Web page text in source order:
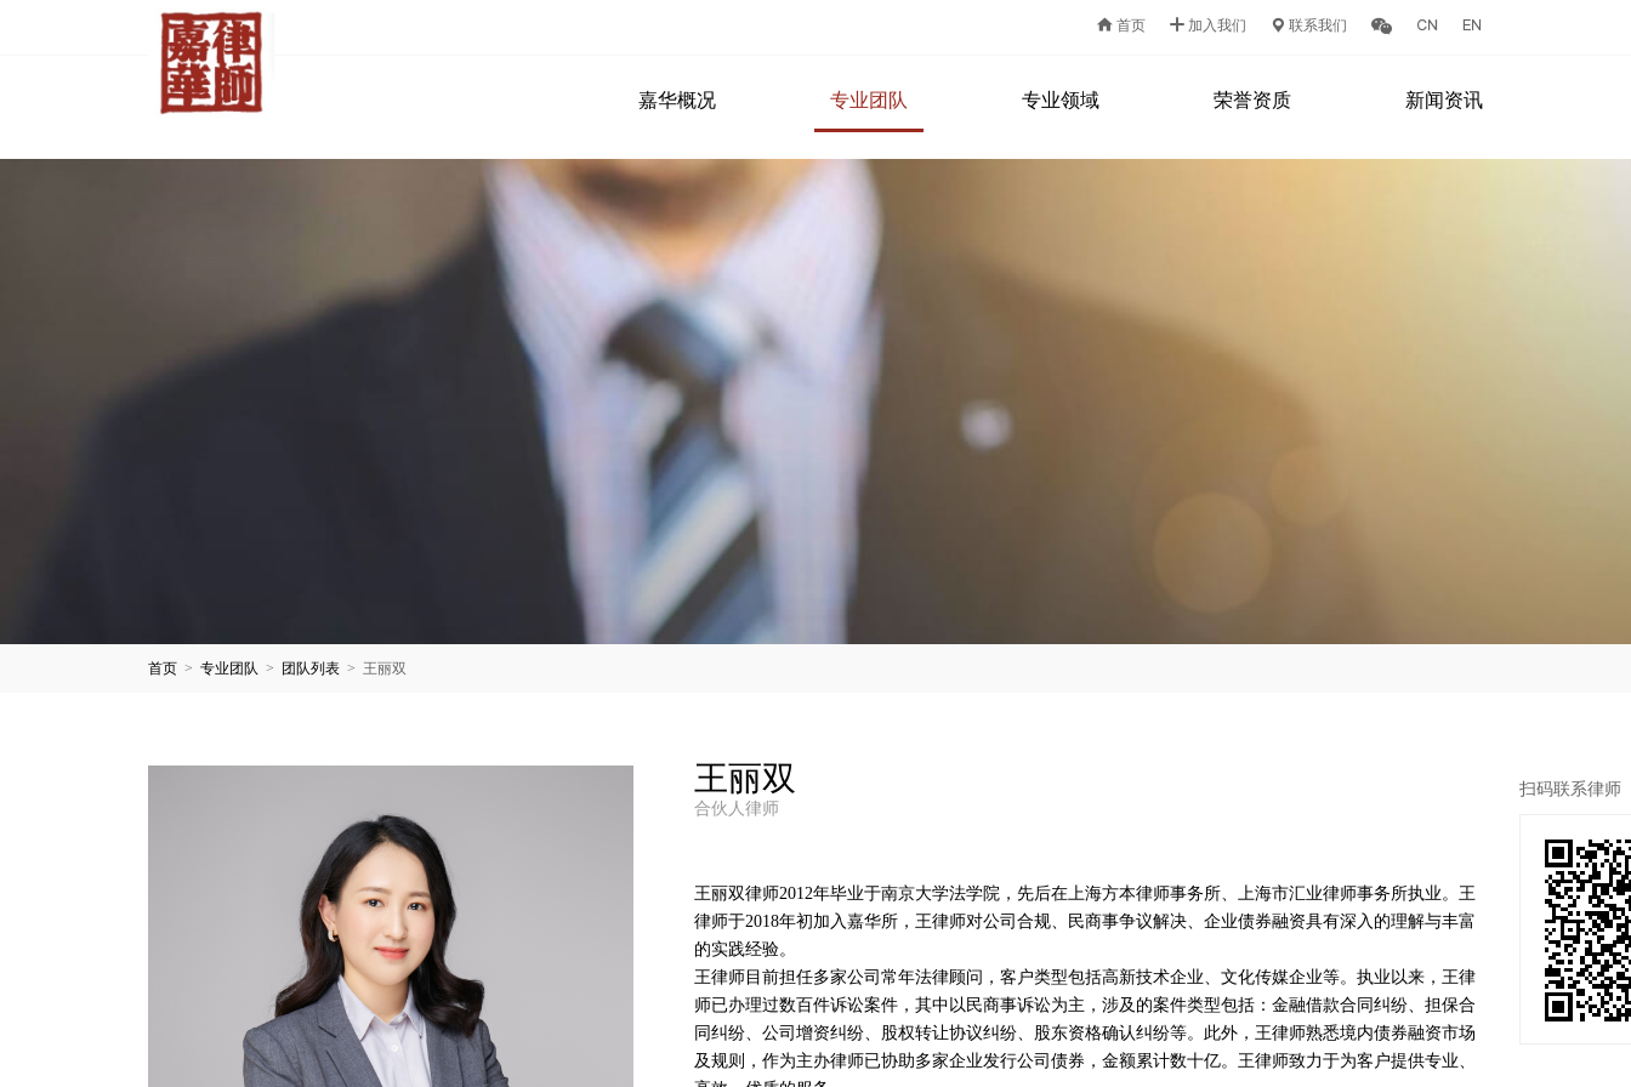
联系我们
加入我们
首页
新闻资讯
荣誉资质
专业领域
专业团队
嘉华概况
首页 > 专业团队 > 团队列表 > 王丽双
扫码联系律师
王丽双
合伙人律师
王丽双律师2012年毕业于南京大学法学院，先后在上海方本律师事务所、上海市汇业律师事务所执业。王
律师于2018年初加入嘉华所，王律师对公司合规、民商事争议解决、企业债券融资具有深入的理解与丰富
的实践经验。
王律师目前担任多家公司常年法律顾问，客户类型包括高新技术企业、文化传媒企业等。执业以来，王律
师已办理过数百件诉讼案件，其中以民商事诉讼为主，涉及的案件类型包括：金融借款合同纠纷、担保合
同纠纷、公司增资纠纷、股权转让协议纠纷、股东资格确认纠纷等。此外，王律师熟悉境内债券融资市场
及规则，作为主办律师已协助多家企业发行公司债券，金额累计数十亿。王律师致力于为客户提供专业、